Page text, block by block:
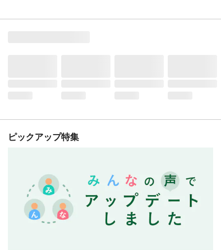
ピックアップ特集